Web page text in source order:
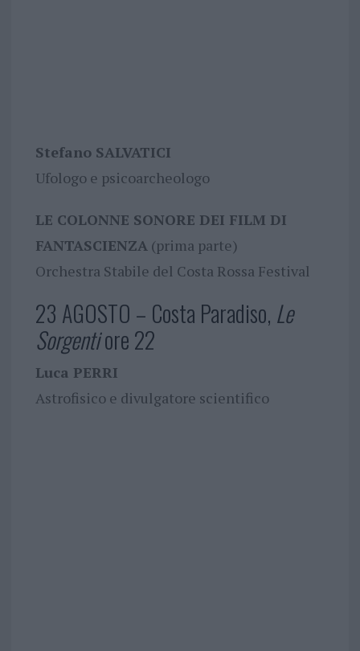
Stefano SALVATICI
Ufologo e psicoarcheologo
LE COLONNE SONORE DEI FILM DI
FANTASCIENZA(prima parte)
Orchestra Stabile del Costa Rossa Festival
23 AGOSTO – Costa Paradiso, Le
Sorgentiore 22
Luca PERRI
Astrofisico e divulgatore scientifico